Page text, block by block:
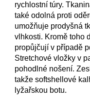
rychlostní túry.
také odolná proti
umožňuje prodyšná
vlhkosti. Kromě toho
propůjčují v případě
Stretchové vložky v
pohodlné nošení.
takže softshellové
lyžařskou botu.